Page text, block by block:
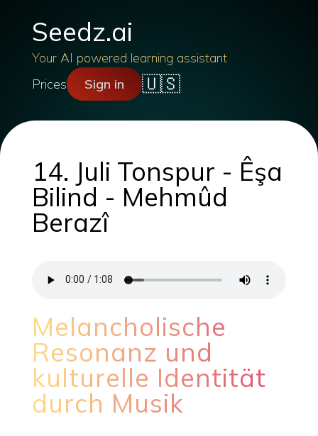
Seedz.ai
Your AI powered learning assistant
Prices
Sign in 🇺🇸
14. Juli Tonspur - Êşa
Bilind - Mehmûd
Berazî
Melancholische
Resonanz und
kulturelle Identität
durch Musik